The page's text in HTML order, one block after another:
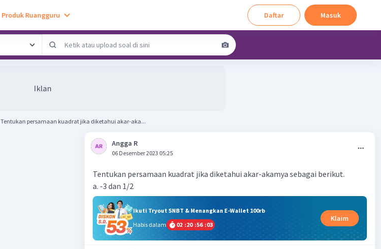
Produk Ruangguru Daftar Masuk
Iklan
Tentukan persamaan kuadrat jika diketahui akar-aka...
Angga R
06 Desember 2023 05:25
Tentukan persamaan kuadrat jika diketahui akar-akamya sebagai berikut.
a. -3 dan 1/2
Ikuti Tryout SNBT & Menangkan E-Wallet 100rb
Habis dalam
02 :20 :56 :03
Klaim